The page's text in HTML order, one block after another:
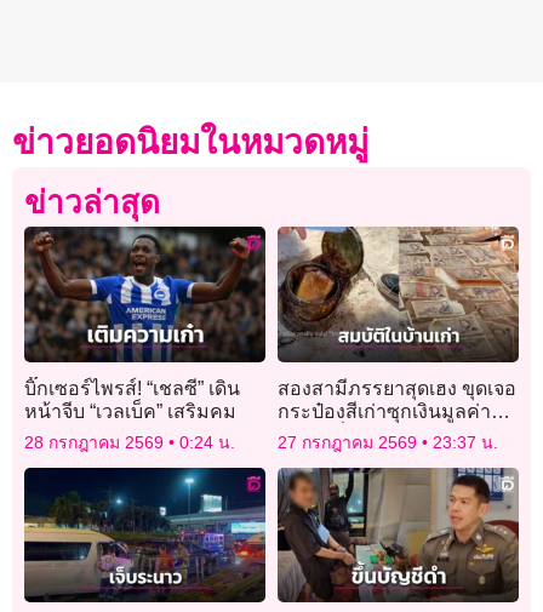
ข่าวยอดนิยมในหมวดหมู่
ข่าวล่าสุด
บิ๊กเซอร์ไพรส์! “เชลซี” เดิน
หน้าจีบ “เวลเบ็ค” เสริมคม
28 กรกฎาคม 2569 0:24 น.
สองสามีภรรยาสุดเฮง ขุดเจอ
กระป๋องสีเก่าซุกเงินมูลค่า
เฉียดครึ่งแสน
27 กรกฎาคม 2569 23:37 น.